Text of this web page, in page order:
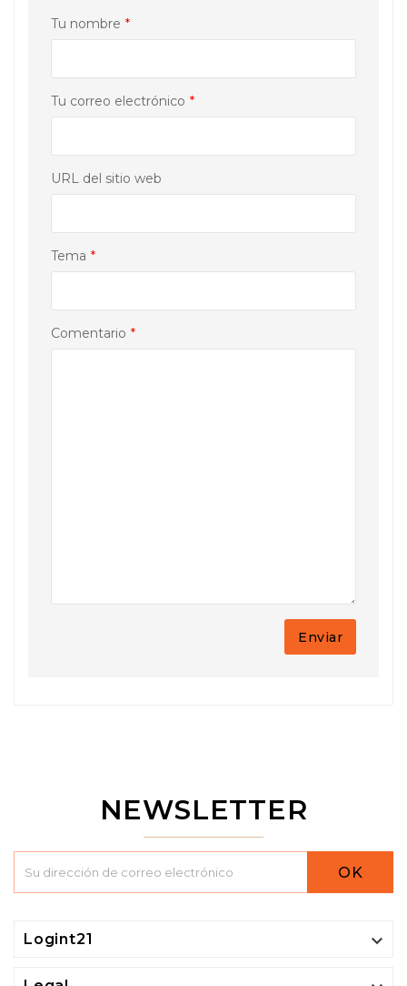
Tu nombre *
Tu correo electrónico *
URL del sitio web
Tema *
Comentario *
Enviar
NEWSLETTER
OK
Logint21 